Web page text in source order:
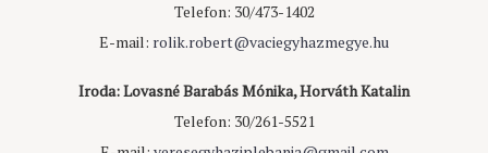
Telefon: 30/473-1402
E-mail: rolik.robert@vaciegyhazmegye.hu
Iroda: Lovasné Barabás Mónika, Horváth Katalin
Telefon: 30/261-5521